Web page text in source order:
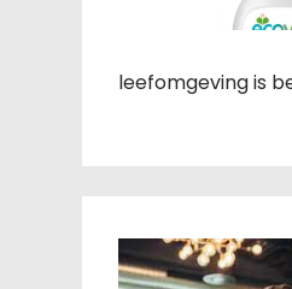
leefomgeving is